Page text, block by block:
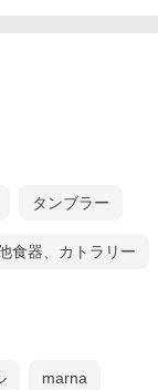
タンブラー
食器、カトラリー
marna